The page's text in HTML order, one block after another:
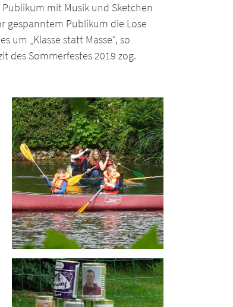
mit Musik und Sketchen
gespanntem Publikum die Lose
um „Klasse statt Masse“, so
des Sommerfestes 2019 zog.